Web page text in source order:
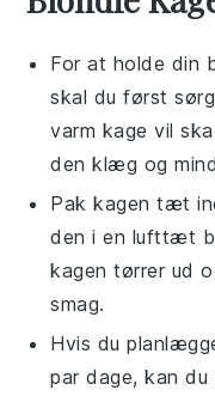
For at holde din
skal du først
varm kage vil
den klæg og
Pak kagen tæt
den i en lufttæt
kagen tørrer ud
smag.
Hvis du
par dage, kan